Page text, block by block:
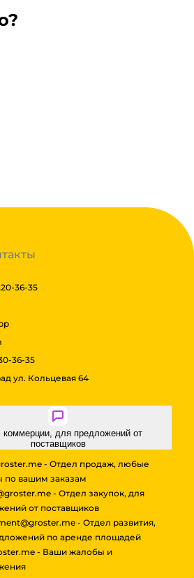
36-35
36-35
ул. Кольцевая 64
для предложений от
поставщиков
- Отдел продаж, любые
по вашим заказам
- Отдел закупок, для
от поставщиков
- Отдел развития,
по аренде площадей
- Ваши жалобы и